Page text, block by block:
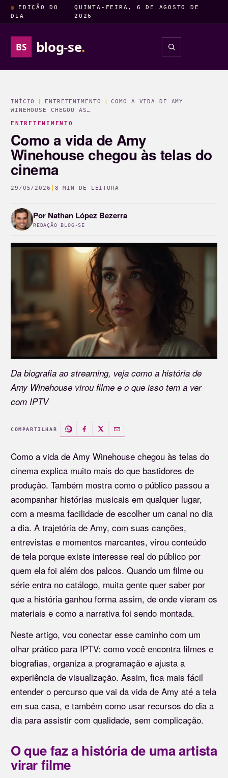
EDIÇÃO DO
DIA
QUINTA-FEIRA, 6 DE AGOSTO DE
2026
BS blog-se.
INÍCIO ENTRETENIMENTO
COMO A VIDA DE AMY
WINEHOUSE CHEGOU ÀS…
ENTRETENIMENTO
Como a vida de Amy
Winehouse chegou às telas do
cinema
29/05/2026 8 MIN DE LEITURA
Por Nathan López Bezerra
REDAÇÃO BLOG-SE
Da biografia ao streaming, veja como a história de
Amy Winehouse virou filme e o que isso tem a ver
com IPTV
COMPARTILHAR
Como a vida de Amy Winehouse chegou às telas do
cinema explica muito mais do que bastidores de
produção. Também mostra como o público passou a
acompanhar histórias musicais em qualquer lugar,
com a mesma facilidade de escolher um canal no dia
a dia. A trajetória de Amy, com suas canções,
entrevistas e momentos marcantes, virou conteúdo
de tela porque existe interesse real do público por
quem ela foi além dos palcos. Quando um filme ou
série entra no catálogo, muita gente quer saber por
que a história ganhou forma assim, de onde vieram os
materiais e como a narrativa foi sendo montada.
Neste artigo, vou conectar esse caminho com um
olhar prático para IPTV: como você encontra filmes e
biografias, organiza a programação e ajusta a
experiência de visualização. Assim, fica mais fácil
entender o percurso que vai da vida de Amy até a tela
em sua casa, e também como usar recursos do dia a
dia para assistir com qualidade, sem complicação.
O que faz a história de uma artista
virar filme